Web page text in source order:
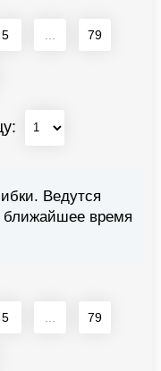
5 79
Ведутся
ближайшее время
5 79